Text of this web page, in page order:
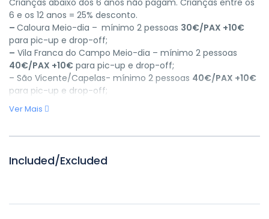
6 e os 12 anos = 25% desconto.
– Caloura Meio-dia – mínimo 2 pessoas 30€/PAX +10€
para pic-up e drop-off;
– Vila Franca do Campo Meio-dia – mínimo 2 pessoas
40€/PAX +10€ para pic-up e drop-off;
– São Vicente/Capelas- mínimo 2 pessoas 40€/PAX +10€
para pic-up e drop-off;
Ver Mais
Included/Excluded